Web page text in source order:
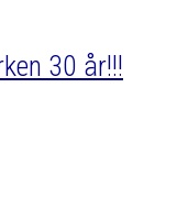
30 år!!!